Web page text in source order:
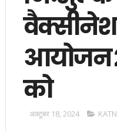
आयोजन
को
अक्टूबर 18, 2024